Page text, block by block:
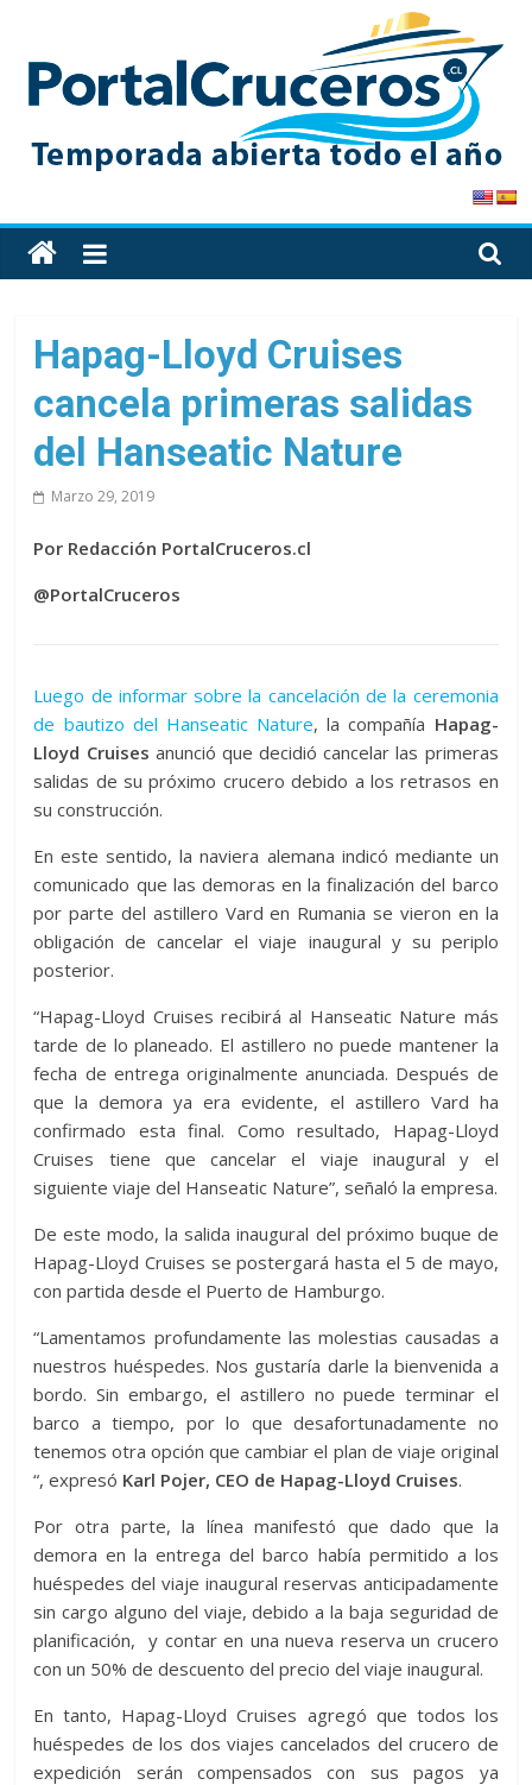
content
PortalCruceros
Toda
la
de
cruceros
en
solo
Hapag-Lloyd Cruises
cancela primeras salidas
del Hanseatic Nature
Marzo 29, 2019
Por Redacción PortalCruceros.cl
@PortalCruceros
Luego de informar sobre la cancelación de la ceremonia
de bautizo del Hanseatic Nature, la compañía Hapag-
Lloyd Cruises anunció que decidió cancelar las primeras
salidas de su próximo crucero debido a los retrasos en
su construcción.
En este sentido, la naviera alemana indicó mediante un
comunicado que las demoras en la finalización del barco
por parte del astillero Vard en Rumania se vieron en la
obligación de cancelar el viaje inaugural y su periplo
posterior.
“Hapag-Lloyd Cruises recibirá al Hanseatic Nature más
tarde de lo planeado. El astillero no puede mantener la
fecha de entrega originalmente anunciada. Después de
que la demora ya era evidente, el astillero Vard ha
confirmado esta final. Como resultado, Hapag-Lloyd
Cruises tiene que cancelar el viaje inaugural y el
siguiente viaje del Hanseatic Nature”, señaló la empresa.
De este modo, la salida inaugural del próximo buque de
Hapag-Lloyd Cruises se postergará hasta el 5 de mayo,
con partida desde el Puerto de Hamburgo.
“Lamentamos profundamente las molestias causadas a
nuestros huéspedes. Nos gustaría darle la bienvenida a
bordo. Sin embargo, el astillero no puede terminar el
barco a tiempo, por lo que desafortunadamente no
tenemos otra opción que cambiar el plan de viaje original
“, expresó Karl Pojer, CEO de Hapag-Lloyd Cruises.
Por otra parte, la línea manifestó que dado que la
demora en la entrega del barco había permitido a los
huéspedes del viaje inaugural reservas anticipadamente
sin cargo alguno del viaje, debido a la baja seguridad de
planificación, y contar en una nueva reserva un crucero
con un 50% de descuento del precio del viaje inaugural.
En tanto, Hapag-Lloyd Cruises agregó que todos los
huéspedes de los dos viajes cancelados del crucero de
expedición serán compensados con sus pagos ya